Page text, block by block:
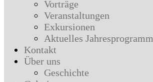
Vorträge
Veranstaltungen
Exkursionen
Aktuelles Jahresprogramm
Kontakt
Über uns
Geschichte